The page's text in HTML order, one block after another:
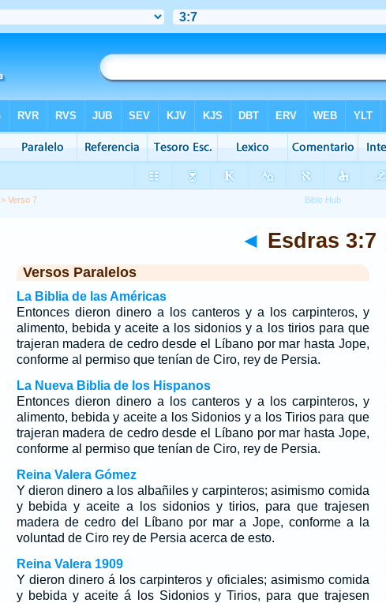
> Verso 7
◄ Esdras 3:7
Versos Paralelos
La Biblia de las Américas
Entonces dieron dinero a los canteros y a los carpinteros, y
alimento, bebida y aceite a los sidonios y a los tirios para que
trajeran madera de cedro desde el Líbano por mar hasta Jope,
conforme al permiso que tenían de Ciro, rey de Persia.
La Nueva Biblia de los Hispanos
Entonces dieron dinero a los canteros y a los carpinteros, y
alimento, bebida y aceite a los Sidonios y a los Tirios para que
trajeran madera de cedro desde el Líbano por mar hasta Jope,
conforme al permiso que tenían de Ciro, rey de Persia.
Reina Valera Gómez
Y dieron dinero a los albañiles y carpinteros; asimismo comida
y bebida y aceite a los sidonios y tirios, para que trajesen
madera de cedro del Líbano por mar a Jope, conforme a la
voluntad de Ciro rey de Persia acerca de esto.
Reina Valera 1909
Y dieron dinero á los carpinteros y oficiales; asimismo comida
y bebida y aceite á los Sidonios y Tirios, para que trajesen